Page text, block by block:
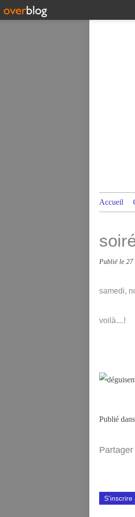
Accueil
Publié le 27
samedi,
voilà....!
Publié dans
S'inscrire